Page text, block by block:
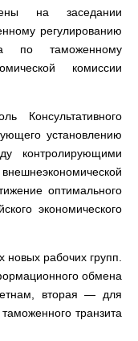
на заседании
регулированию
по таможенному
комиссии
Консультативного
установлению
контролирующими
оптимального
экономического
рабочих групп.
обмена
вторая — для
транзита